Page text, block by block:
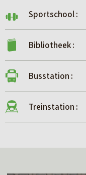
Sportschool :
Bibliotheek :
Busstation :
Treinstation :